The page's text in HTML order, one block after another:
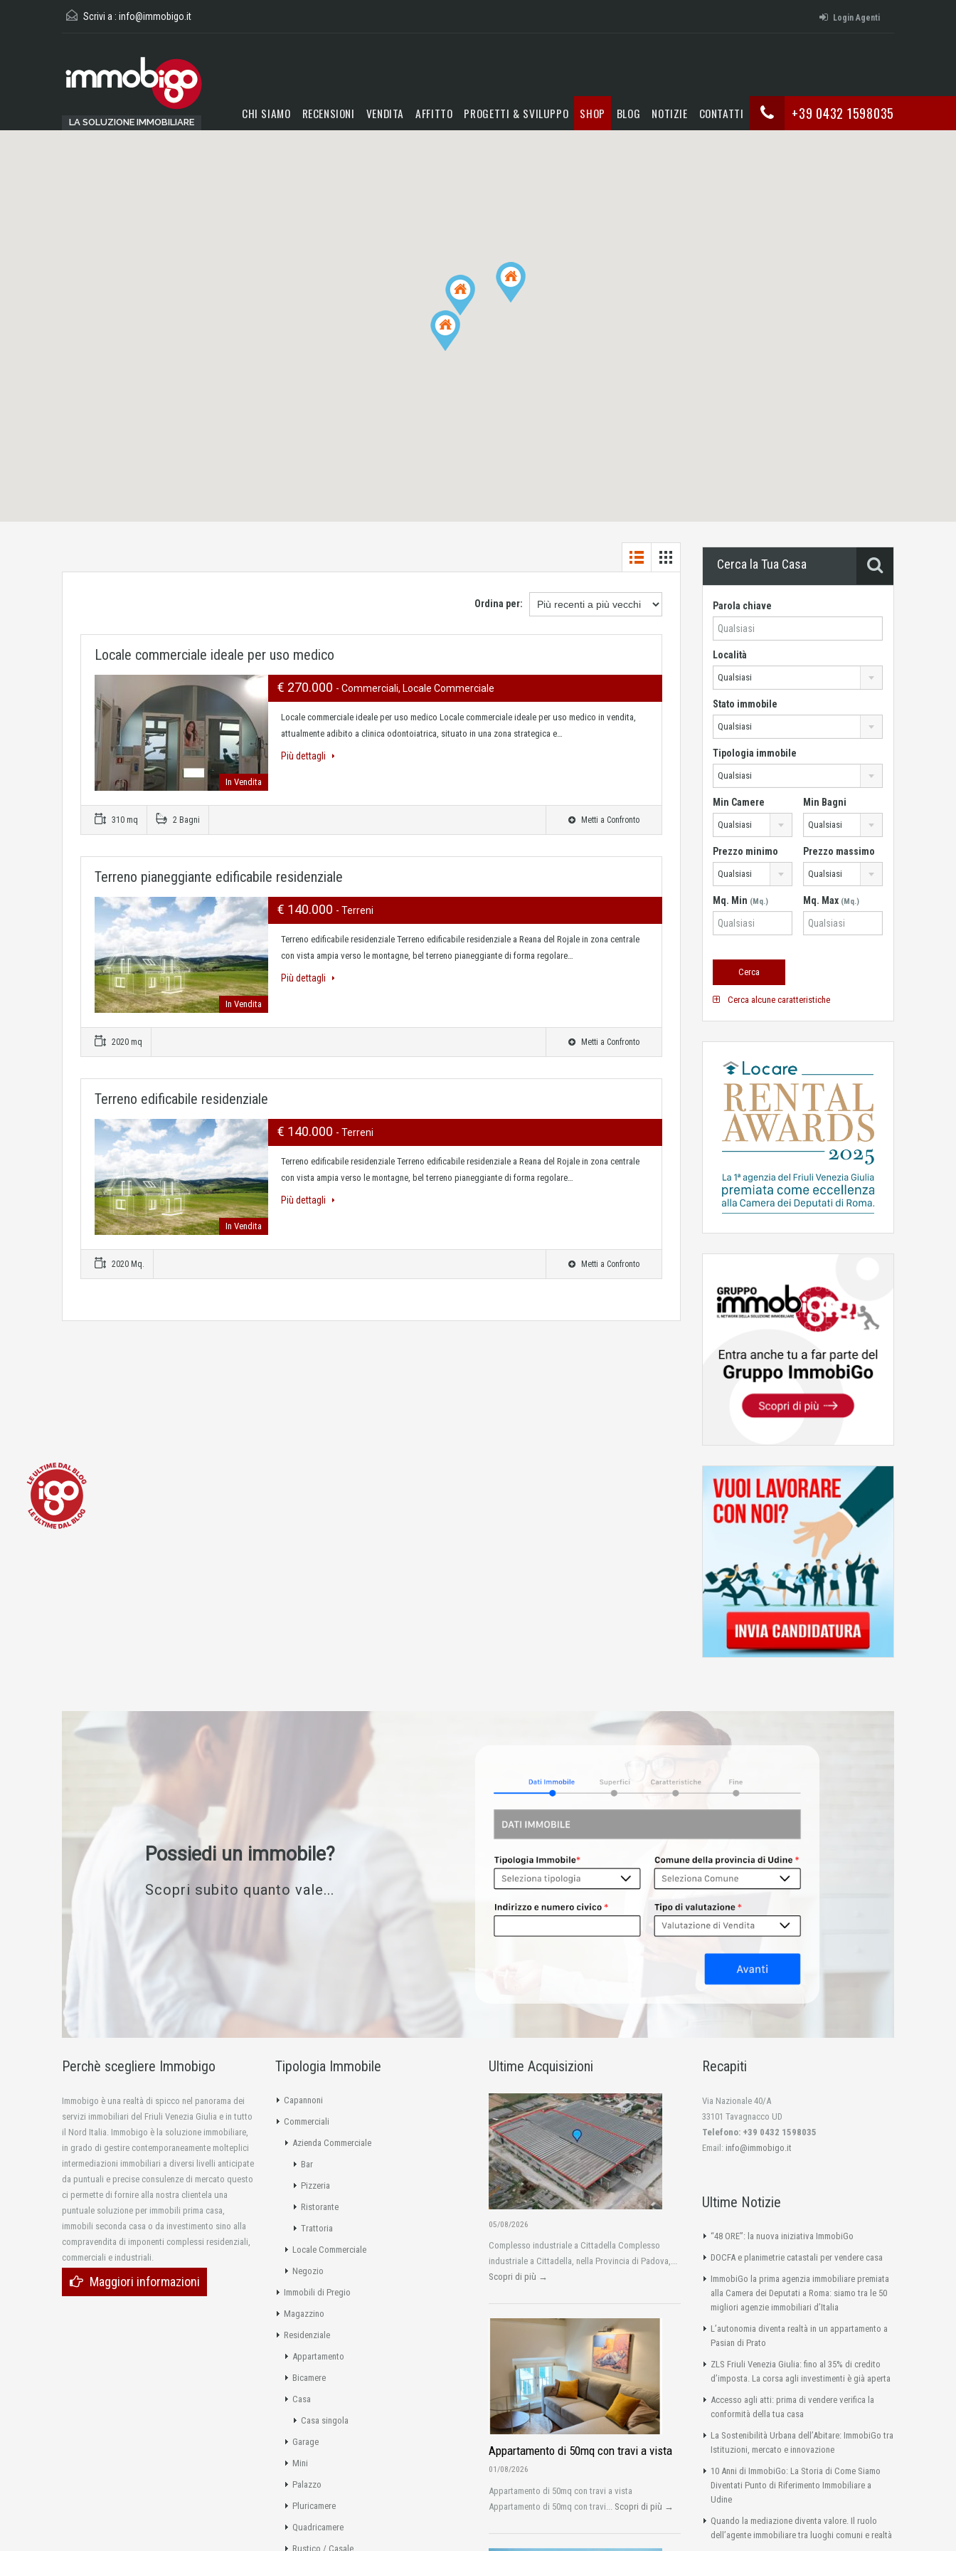
Scrivi a : info@immobigo.it Login Agenti
LA SOLUZIONE IMMOBILIARE +39 0432 1598035
CHI SIAMO RECENSIONI VENDITA AFFITTO PROGETTI & SVILUPPO SHOP BLOG NOTIZIE CONTATTI
Ordina per:
Locale commerciale ideale per uso medico
In Vendita
€ 270.000 - Commerciali, Locale Commerciale
Locale commerciale ideale per uso medico Locale commerciale ideale per uso medico in vendita,
attualmente adibito a clinica odontoiatrica, situato in una zona strategica e…
Più dettagli
310 mq 2 Bagni Metti a Confronto
Terreno pianeggiante edificabile residenziale
In Vendita
€ 140.000 - Terreni
Terreno edificabile residenziale Terreno edificabile residenziale a Reana del Rojale in zona centrale
con vista ampia verso le montagne, bel terreno pianeggiante di forma regolare…
Più dettagli
2020 mq Metti a Confronto
Terreno edificabile residenziale
In Vendita
€ 140.000 - Terreni
Terreno edificabile residenziale Terreno edificabile residenziale a Reana del Rojale in zona centrale
con vista ampia verso le montagne, bel terreno pianeggiante di forma regolare…
Più dettagli
2020 Mq. Metti a Confronto
Cerca la Tua Casa
Parola chiave
Località
Qualsiasi
Stato immobile
Qualsiasi
Tipologia immobile
Qualsiasi
Min Camere
Qualsiasi
Min Bagni
Qualsiasi
Prezzo minimo
Qualsiasi
Prezzo massimo
Qualsiasi
Mq. Min (Mq.) Mq. Max (Mq.)
Cerca alcune caratteristiche
Possiedi un immobile?
Scopri subito quanto vale...
Perchè scegliere Immobigo
Immobigo è una realtà di spicco nel panorama dei
servizi immobiliari del Friuli Venezia Giulia e in tutto
il Nord Italia. Immobigo è la soluzione immobiliare,
in grado di gestire contemporaneamente molteplici
intermediazioni immobiliari a diversi livelli anticipate
da puntuali e precise consulenze di mercato questo
ci permette di fornire alla nostra clientela una
puntuale soluzione per immobili prima casa,
immobili seconda casa o da investimento sino alla
compravendita di imponenti complessi residenziali,
commerciali e industriali.
Maggiori informazioni
Tipologia Immobile
Capannoni
Commerciali
Azienda Commerciale
Bar
Pizzeria
Ristorante
Trattoria
Locale Commerciale
Negozio
Immobili di Pregio
Magazzino
Residenziale
Appartamento
Bicamere
Casa
Casa singola
Garage
Mini
Palazzo
Pluricamere
Quadricamere
Rustico / Casale
Ultime Acquisizioni
05/08/2026
Complesso industriale a Cittadella Complesso
industriale a Cittadella, nella Provincia di Padova,...
Scopri di più →
Appartamento di 50mq con travi a vista
01/08/2026
Appartamento di 50mq con travi a vista
Appartamento di 50mq con travi... Scopri di più →
Recapiti
Via Nazionale 40/A
33101 Tavagnacco UD
Telefono: +39 0432 1598035
Email: info@immobigo.it
Ultime Notizie
“48 ORE”: la nuova iniziativa ImmobiGo
DOCFA e planimetrie catastali per vendere casa
ImmobiGo la prima agenzia immobiliare premiata
alla Camera dei Deputati a Roma: siamo tra le 50
migliori agenzie immobiliari d’Italia
L’autonomia diventa realtà in un appartamento a
Pasian di Prato
ZLS Friuli Venezia Giulia: fino al 35% di credito
d’imposta. La corsa agli investimenti è già aperta
Accesso agli atti: prima di vendere verifica la
conformità della tua casa
La Sostenibilità Urbana dell’Abitare: ImmobiGo tra
Istituzioni, mercato e innovazione
10 Anni di ImmobiGo: La Storia di Come Siamo
Diventati Punto di Riferimento Immobiliare a
Udine
Quando la mediazione diventa valore. Il ruolo
dell’agente immobiliare tra luoghi comuni e realtà